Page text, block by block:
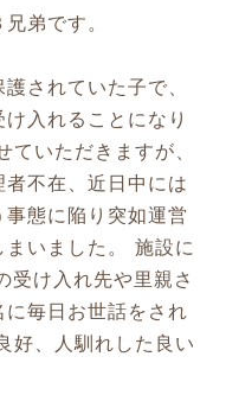
弟です。
されていた子で、
入れることになり
いただきますが、
不在、近日中には
態に陥り突如運営
いました。 施設に
受け入れ先や里親さ
毎日お世話をされ
好、人馴れした良い